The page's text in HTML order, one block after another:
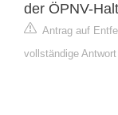
der ÖPNV-
Antrag auf
vollständige